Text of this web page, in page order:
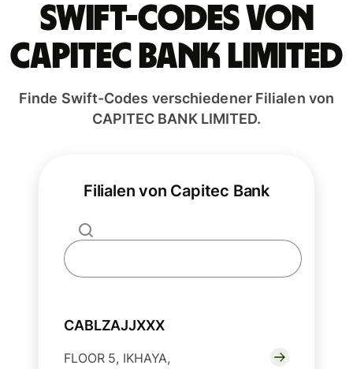
Swift-Codes von
CAPITEC BANK LIMITED
Finde Swift-Codes verschiedener Filialen von
CAPITEC BANK LIMITED.
Filialen von Capitec Bank
CABLZAJJXXX
FLOOR 5, IKHAYA,